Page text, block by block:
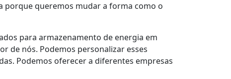
porque queremos mudar a forma como o
para armazenamento de energia em
de nós. Podemos personalizar esses
Podemos oferecer a diferentes empresas